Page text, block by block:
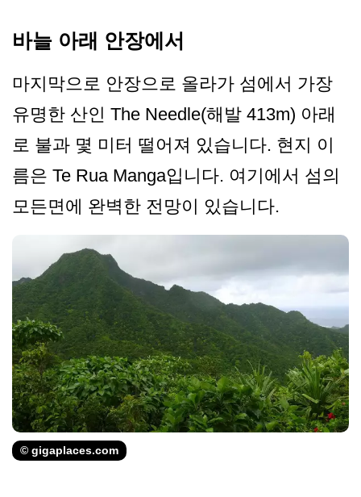
바늘 아래 안장에서
마지막으로 안장으로 올라가 섬에서 가장
유명한 산인 The Needle(해발 413m) 아래
로 불과 몇 미터 떨어져 있습니다. 현지 이
름은 Te Rua Manga입니다. 여기에서 섬의
모든면에 완벽한 전망이 있습니다.
© gigaplaces.com